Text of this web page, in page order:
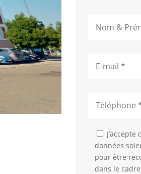
J’accepte
données
pour être
dans le